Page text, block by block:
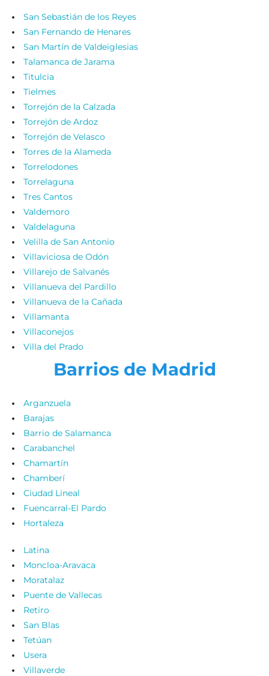
San Sebastián de los Reyes
San Fernando de Henares
San Martín de Valdeiglesias
Talamanca de Jarama
Titulcia
Tielmes
Torrejón de la Calzada
Torrejón de Ardoz
Torrejón de Velasco
Torres de la Alameda
Torrelodones
Torrelaguna
Tres Cantos
Valdemoro
Valdelaguna
Velilla de San Antonio
Villaviciosa de Odón
Villarejo de Salvanés
Villanueva del Pardillo
Villanueva de la Cañada
Villamanta
Villaconejos
Villa del Prado
Barrios de Madrid
Arganzuela
Barajas
Barrio de Salamanca
Carabanchel
Chamartín
Chamberí
Ciudad Lineal
Fuencarral-El Pardo
Hortaleza
Latina
Moncloa-Aravaca
Moratalaz
Puente de Vallecas
Retiro
San Blas
Tetúan
Usera
Villaverde